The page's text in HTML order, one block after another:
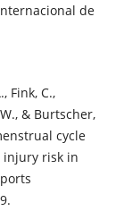
de
Fink, C.,
& Burtscher,
cycle
injury risk in